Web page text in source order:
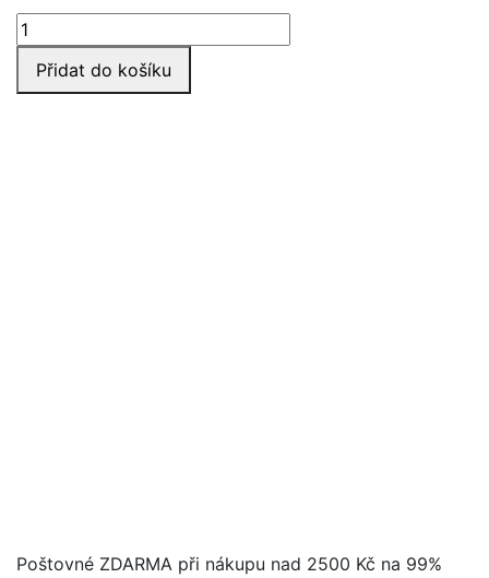
Ice
pack,
umělý
Přidat do košíku
Poštovné ZDARMA při nákupu nad 2500 Kč na 99%